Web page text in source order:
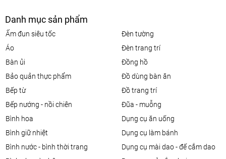
Danh mục sản phẩm
ấm đun siêu tốc
áo
bàn ủi
bảo quản thực phẩm
bếp từ
bếp nướng - nồi chiên
bình hoa
bình giữ nhiệt
bình nước - bình thời trang
đèn tường
đèn trang trí
đồng hồ
đồ dùng bàn ăn
đồ trang trí
đũa - muỗng
dụng cụ ăn uống
dụng cụ làm bánh
dụng cụ mài dao - đế cắm dao